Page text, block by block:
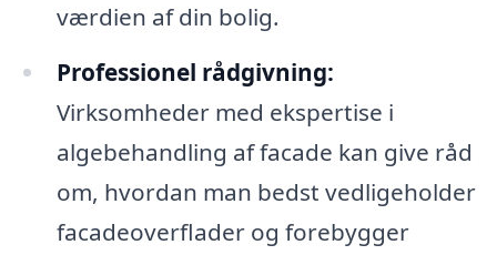
værdien af din bolig.
Professionel rådgivning:
Virksomheder med ekspertise i
algebehandling af facade kan give råd
om, hvordan man bedst vedligeholder
facadeoverflader og forebygger